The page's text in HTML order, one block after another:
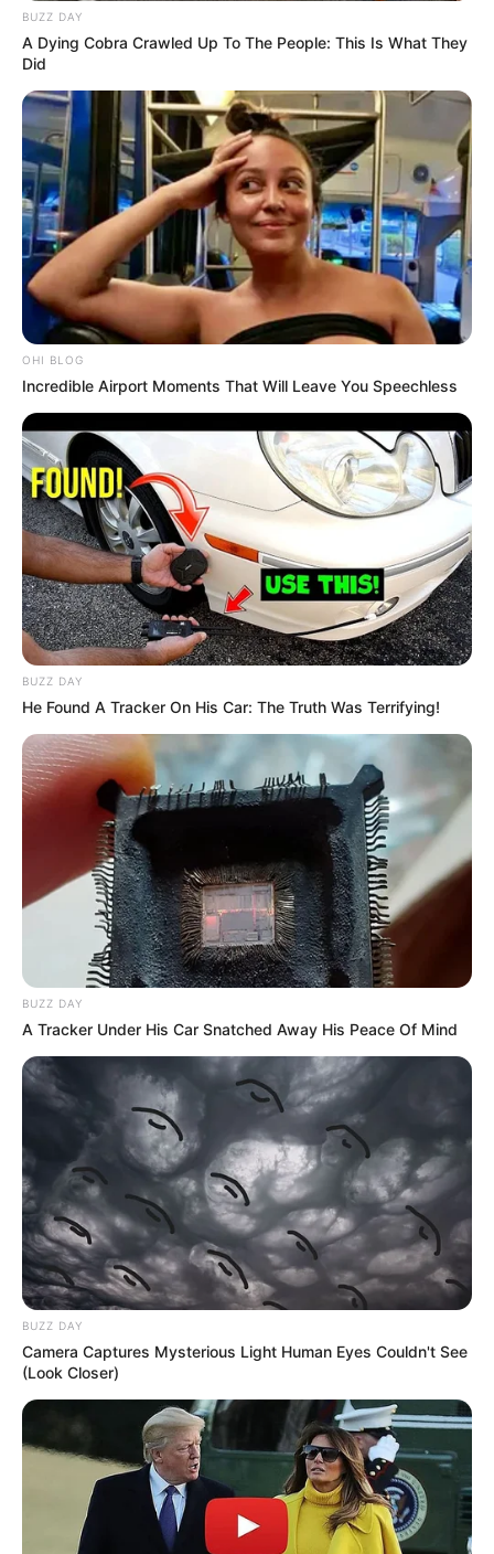
TAGS
ΕΥΒΟΙΑ
ΠΑΡΑΛΙΕΣ ΕΥΒΟΙΑΣ
BUZZ DAY
A Dying Cobra Crawled Up To The People: This Is What They
Did
OHI BLOG
Incredible Airport Moments That Will Leave You Speechless
BUZZ DAY
He Found A Tracker On His Car: The Truth Was Terrifying!
BUZZ DAY
A Tracker Under His Car Snatched Away His Peace Of Mind
BUZZ DAY
Camera Captures Mysterious Light Human Eyes Couldn't See
(Look Closer)